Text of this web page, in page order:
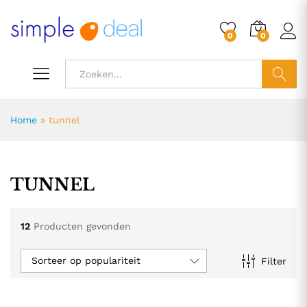
0 0
Home » tunnel
TUNNEL
12 Producten gevonden
Filter
Sorteer op populariteit